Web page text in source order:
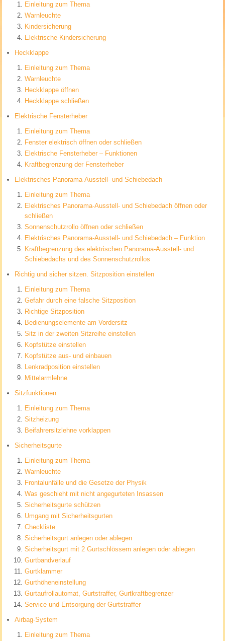
Einleitung zum Thema
Warnleuchte
Kindersicherung
Elektrische Kindersicherung
Heckklappe
Einleitung zum Thema
Warnleuchte
Heckklappe öffnen
Heckklappe schließen
Elektrische Fensterheber
Einleitung zum Thema
Fenster elektrisch öffnen oder schließen
Elektrische Fensterheber – Funktionen
Kraftbegrenzung der Fensterheber
Elektrisches Panorama-Ausstell- und Schiebedach
Einleitung zum Thema
Elektrisches Panorama-Ausstell- und Schiebedach öffnen oder
schließen
Sonnenschutzrollo öffnen oder schließen
Elektrisches Panorama-Ausstell- und Schiebedach – Funktion
Kraftbegrenzung des elektrischen Panorama-Ausstell- und
Schiebedachs und des Sonnenschutzrollos
Richtig und sicher sitzen. Sitzposition einstellen
Einleitung zum Thema
Gefahr durch eine falsche Sitzposition
Richtige Sitzposition
Bedienungselemente am Vordersitz
Sitz in der zweiten Sitzreihe einstellen
Kopfstütze einstellen
Kopfstütze aus- und einbauen
Lenkradposition einstellen
Mittelarmlehne
Sitzfunktionen
Einleitung zum Thema
Sitzheizung
Beifahrersitzlehne vorklappen
Sicherheitsgurte
Einleitung zum Thema
Warnleuchte
Frontalunfälle und die Gesetze der Physik
Was geschieht mit nicht angegurteten Insassen
Sicherheitsgurte schützen
Umgang mit Sicherheitsgurten
Checkliste
Sicherheitsgurt anlegen oder ablegen
Sicherheitsgurt mit 2 Gurtschlössern anlegen oder ablegen
Gurtbandverlauf
Gurtklammer
Gurthöheneinstellung
Gurtaufrollautomat, Gurtstraffer, Gurtkraftbegrenzer
Service und Entsorgung der Gurtstraffer
Airbag-System
Einleitung zum Thema